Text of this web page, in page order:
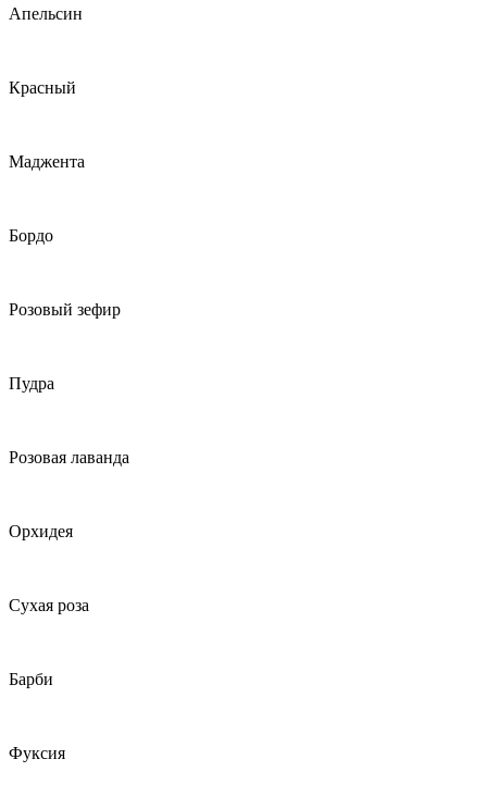
Апельсин
Красный
Маджента
Бордо
Розовый зефир
Пудра
Розовая лаванда
Орхидея
Сухая роза
Барби
Фуксия